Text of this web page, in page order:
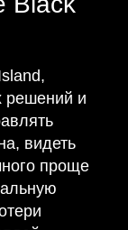
решений и
видеть
проще